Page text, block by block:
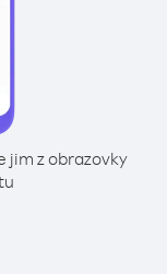
jim z obrazovky